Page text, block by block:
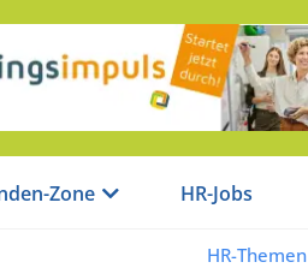
Zone HR-Jobs
HR-Themen